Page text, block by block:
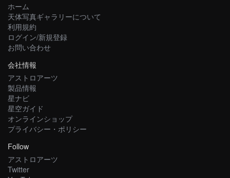
ホーム
天体写真ギャラリーについて
利用規約
ログイン/新規登録
お問い合わせ
会社情報
アストロアーツ
製品情報
星ナビ
星空ガイド
オンラインショップ
プライバシー・ポリシー
Follow
アストロアーツ
Twitter